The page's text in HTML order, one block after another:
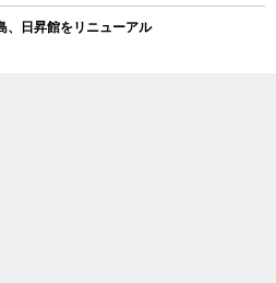
日昇館をリニューアル